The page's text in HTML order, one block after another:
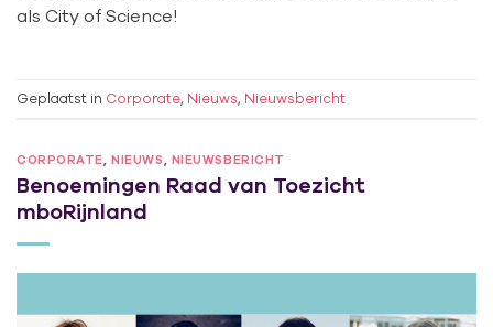
als City of Science!
Geplaatst in Corporate, Nieuws, Nieuwsbericht
CORPORATE ,NIEUWS NIEUWSBERICHT
Benoemingen Raad van Toezicht
mboRijnland